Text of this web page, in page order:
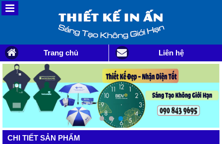
Trang chủ Liên hệ
CHI TIẾT SẢN PHẨM